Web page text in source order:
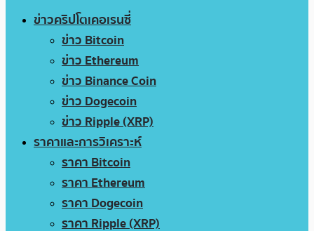
ข่าวคริปโตเคอเรนซี่
ข่าว Bitcoin
ข่าว Ethereum
ข่าว Binance Coin
ข่าว Dogecoin
ข่าว Ripple (XRP)
ราคาและการวิเคราะห์
ราคา Bitcoin
ราคา Ethereum
ราคา Dogecoin
ราคา Ripple (XRP)